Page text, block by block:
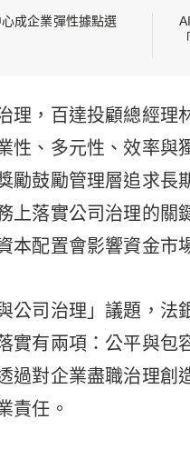
成企業彈性據點選
理，百達投顧總經理
性、多元性、效率與
勵鼓勵管理層追求長
上落實公司治理的關
本配置會影響資金市
公司治理」議題，法
實有兩項：公平與包
過對企業盡職治理創
責任。